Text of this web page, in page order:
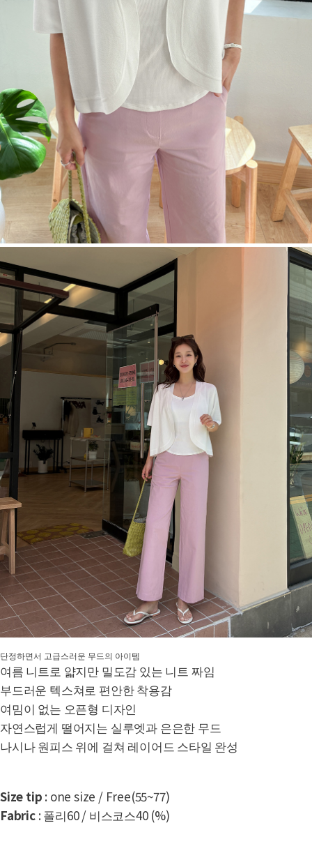
단정하면서 고급스러운 무드의 아이템
여름 니트로 얇지만 밀도감 있는 니트 짜임
부드러운 텍스쳐로 편안한 착용감
여밈이 없는 오픈형 디자인
자연스럽게 떨어지는 실루엣과 은은한 무드
나시나 원피스 위에 걸쳐 레이어드 스타일 완성
Size tip : one size / Free(55~77)
Fabric: 폴리60 / 비스코스40 (%)